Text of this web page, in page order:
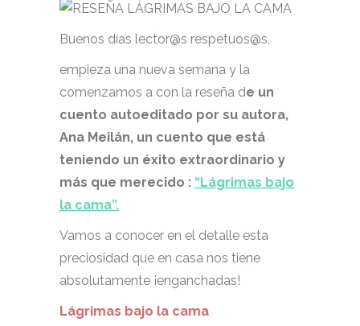
Buenos días lector@s respetuos@s,
empieza una nueva semana y la
comenzamos a con la reseña de un
cuento autoeditado por su autora,
Ana Meilán, un cuento que está
teniendo un éxito extraordinario y
más que merecido : “Lágrimas bajo
la cama”.
Vamos a conocer en el detalle esta
preciosidad que en casa nos tiene
absolutamente ¡enganchadas!
Lágrimas bajo la cama